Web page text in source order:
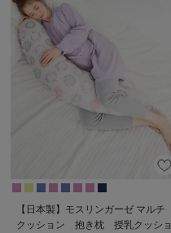
【日本製】モスリンガーゼ マルチ
クッション 抱き枕 授乳クッショ